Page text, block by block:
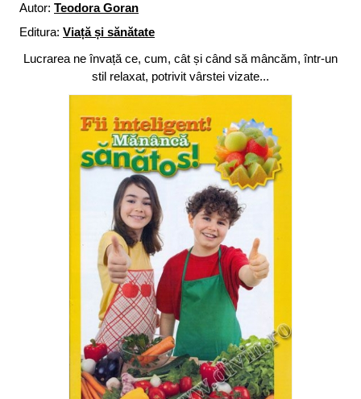
Autor: Teodora Goran
Editura: Viață și sănătate
Lucrarea ne învață ce, cum, cât și când să mâncăm, într-un
stil relaxat, potrivit vârstei vizate...